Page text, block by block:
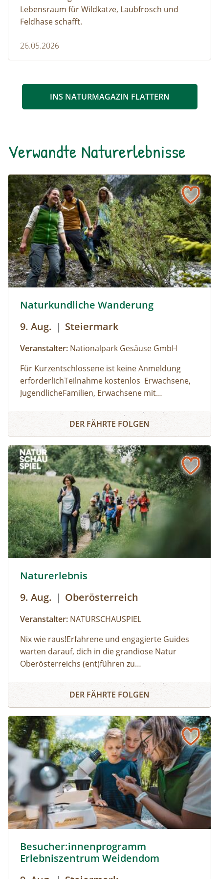
Lebensraum für Wildkatze, Laubfrosch und
Feldhase schafft.
26.05.2026
INS NATURMAGAZIN FLATTERN
Verwandte Naturerlebnisse
Naturkundliche Wanderung
9. Aug. | Steiermark
Veranstalter: Nationalpark Gesäuse GmbH
Für Kurzentschlossene ist keine Anmeldung
erforderlichTeilnahme kostenlos Erwachsene,
JugendlicheFamilien, Erwachsene mit
Parkplatz HaindlkarhütteDauer: 09:00 Uhr -
Wetterfeste Kleidung, feste Schuhe; Getränk
und Jause nach eigenem Bedarf
Naturkundliche Wanderung
DER FÄHRTE FOLGEN
Naturerlebnis
9. Aug. | Oberösterreich
Veranstalter: NATURSCHAUSPIEL
Nix wie raus!Erfahrene und engagierte Guides
warten darauf, dich in die grandiose Natur
Oberösterreichs (ent)führen zu
Alpakas versorgen, Wassermonster fangen,
Fährtenlesen lernen, Höhlen erforschen, Honig
und noch vieles mehr: Auf unserer Website
findest du alle Angebote, flexibel buchbar zum
Wunschtermin.So geht's:⁠Melde dich zu einem
Termin aus dem Veranstaltungskalender an
oder organisiere dein privates
NATURSCHAUSPIEL: Jede Tour kann auf Anfrage
zu individuell vereinbarten Terminen
durchgeführt werden. ⁠
Naturerlebnis
DER FÄHRTE FOLGEN
Besucher:innenprogramm
Erlebniszentrum Weidendom